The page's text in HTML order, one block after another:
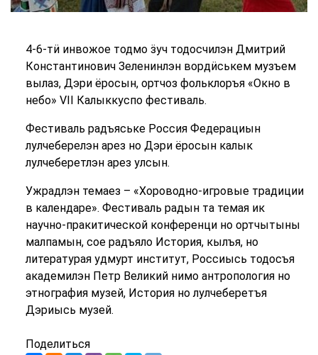
4-6-тӥ инвожое тодмо ӟуч тодосчилэн Дмитрий
Константинович Зеленинлэн вордӥськем музъем
вылаз, Дэри ёросын, ортчоз фольклоръя «Окно в
небо» VII Калыккуспо фестиваль.
Фестиваль радъяське Россия Федерациын
лулчеберелэн арез но Дэри ёросын калык
лулчеберетлэн арез улсын.
Ужрадлэн темаез – «Хороводно-игровые традиции
в календаре». Фестиваль радын та темая ик
научно-пракитической конференци но ортчытыны
малпамын, сое радъяло История, кылъя, но
литературая удмурт институт, Россиысь тодосъя
академилэн Петр Великий нимо антропология но
этнография музей, История но лулчеберетъя
Дэриысь музей.
Поделиться